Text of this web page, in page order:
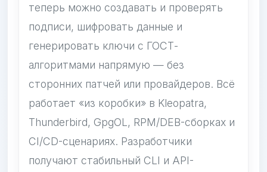
теперь можно создавать и проверять
подписи, шифровать данные и
генерировать ключи с ГОСТ-
алгоритмами напрямую — без
сторонних патчей или провайдеров. Всё
работает «из коробки» в Kleopatra,
Thunderbird, GpgOL, RPM/DEB-сборках и
CI/CD-сценариях. Разработчики
получают стабильный CLI и API-